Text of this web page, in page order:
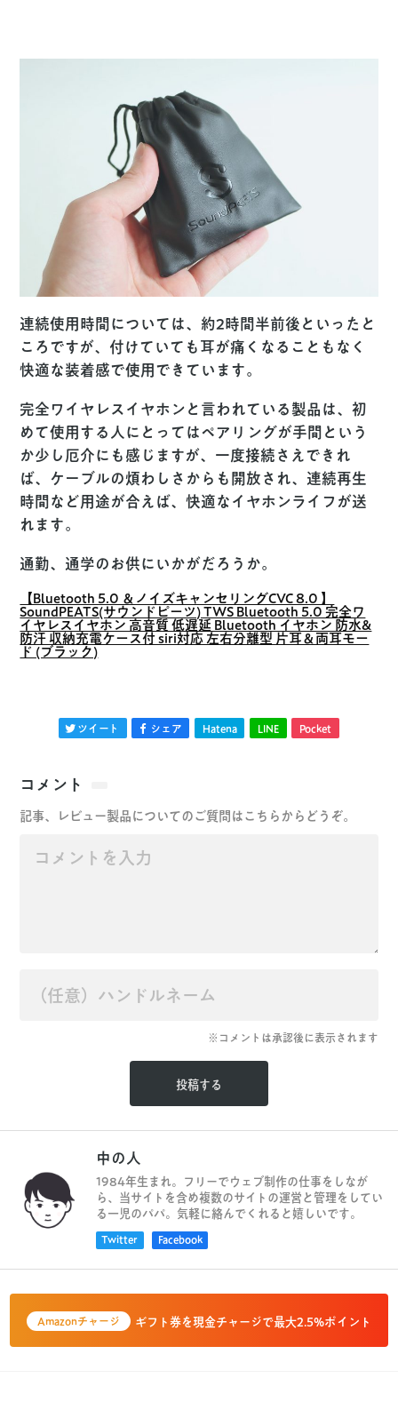
連続使用時間については、約2時間半前後といったと
ころですが、付けていても耳が痛くなることもなく
快適な装着感で使用できています。
完全ワイヤレスイヤホンと言われている製品は、初
めて使用する人にとってはペアリングが手間という
か少し厄介にも感じますが、一度接続さえできれ
ば、ケーブルの煩わしさからも開放され、連続再生
時間など用途が合えば、快適なイヤホンライフが送
れます。
通勤、通学のお供にいかがだろうか。
【Bluetooth 5.0 ＆ノイズキャンセリングCVC 8.0 】
SoundPEATS(サウンドピーツ) TWS Bluetooth 5.0 完全ワ
イヤレスイヤホン 高音質 低遅延 Bluetooth イヤホン 防水&
防汗 収納充電ケース付 siri対応 左右分離型 片耳＆両耳モー
ド (ブラック)
ツイート シェア Hatena LINE Pocket
コメント
記事、レビュー製品についてのご質問はこちらからどうぞ。
※コメントは承認後に表示されます
中の人
1984年生まれ。フリーでウェブ制作の仕事をしなが
ら、当サイトを含め複数のサイトの運営と管理をしてい
る一児のパパ。気軽に絡んでくれると嬉しいです。
Twitter Facebook
Amazonチャージ ギフト券を現金チャージで最大2.5%ポイント